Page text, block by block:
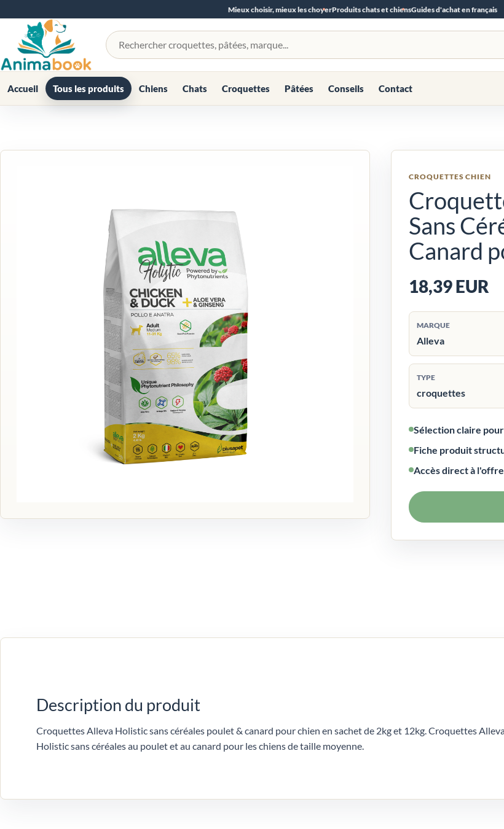
Mieux choisir, mieux les choyerProduits chats et chiensGuides d'achat en français
Rechercher un produit
Accueil Tous les produits Chiens Chats Croquettes Pâtées Conseils Contact
CROQUETTES CHIEN
Sans
Canard
18,39 EUR
MARQUE
Alleva
TYPE
croquettes
Sélection claire
Fiche produit
Accès direct à
Description du produit
Croquettes Alleva Holistic sans céréales poulet & canard pour chien en sachet de 2kg et 12kg. Croquettes
Holistic sans céréales au poulet et au canard pour les chiens de taille moyenne.